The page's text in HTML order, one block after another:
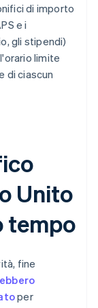
di importo
e i
gli stipendi)
limite
di ciascun
Unito
tempo
fine
per